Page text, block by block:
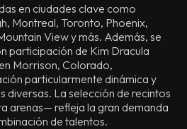
en ciudades clave como
Montreal, Toronto, Phoenix,
View y más. Además, se
participación de Kim Dracula
Morrison, Colorado,
particularmente dinámica y
diversas. La selección de recintos
arenas— refleja la gran demanda
de talentos.